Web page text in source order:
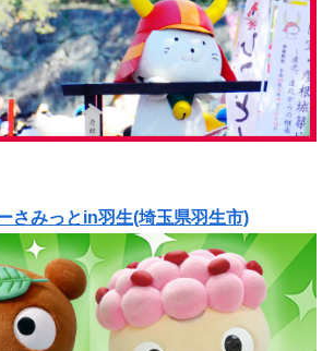
さみっとin羽生(埼玉県羽生市)